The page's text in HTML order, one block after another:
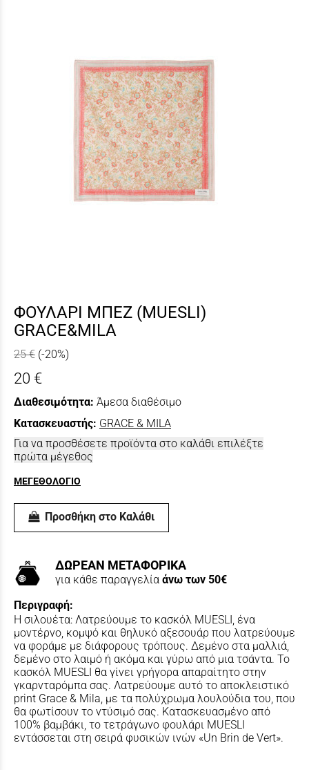
ΦΟΥΛΑΡΙ ΜΠΕΖ (MUESLI)
GRACE&MILA
25 € (-20%)
20 €
Διαθεσιμότητα: Άμεσα διαθέσιμο
Κατασκευαστής: GRACE & MILA
Για να προσθέσετε προϊόντα στο καλάθι επιλέξτε
πρώτα μέγεθος
ΜΕΓΕΘΟΛΟΓΙΟ
Προσθήκη στο Καλάθι
ΔΩΡΕΑΝ ΜΕΤΑΦΟΡΙΚΑ
για κάθε παραγγελία άνω των 50€
Περιγραφή:
Η σιλουέτα: Λατρεύουμε το κασκόλ MUESLI, ένα
μοντέρνο, κομψό και θηλυκό αξεσουάρ που λατρεύουμε
να φοράμε με διάφορους τρόπους. Δεμένο στα μαλλιά,
δεμένο στο λαιμό ή ακόμα και γύρω από μια τσάντα. Το
κασκόλ MUESLI θα γίνει γρήγορα απαραίτητο στην
γκαρνταρόμπα σας. Λατρεύουμε αυτό το αποκλειστικό
print Grace & Mila, με τα πολύχρωμα λουλούδια του, που
θα φωτίσουν το ντύσιμό σας. Κατασκευασμένο από
100% βαμβάκι, το τετράγωνο φουλάρι MUESLI
εντάσσεται στη σειρά φυσικών ινών «Un Brin de Vert».